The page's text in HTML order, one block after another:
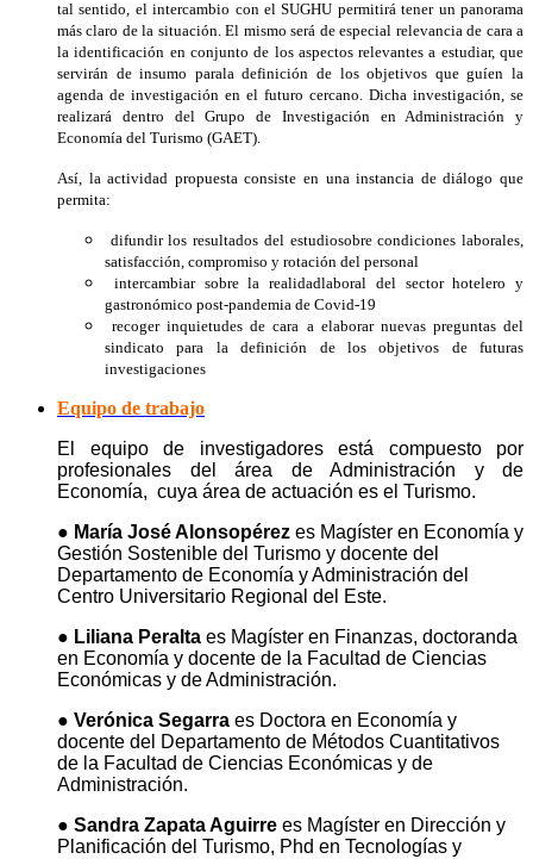
tal sentido, el intercambio con el SUGHU permitirá tener un panorama
más claro de la situación. El mismo será de especial relevancia de cara a
la identificación en conjunto de los aspectos relevantes a estudiar, que
servirán de insumo parala definición de los objetivos que guíen la
agenda de investigación en el futuro cercano. Dicha investigación, se
realizará dentro del Grupo de Investigación en Administración y
Economía del Turismo (GAET).
Así, la actividad propuesta consiste en una instancia de diálogo que
permita:
difundir los resultados del estudiosobre condiciones laborales,
satisfacción, compromiso y rotación del personal
intercambiar sobre la realidadlaboral del sector hotelero y
gastronómico post-pandemia de Covid-19
recoger inquietudes de cara a elaborar nuevas preguntas del
sindicato para la definición de los objetivos de futuras
investigaciones
Equipo de trabajo
El equipo de investigadores está compuesto por
profesionales del área de Administración y de
Economía, cuya área de actuación es el Turismo.
● María José Alonsopérez es Magíster en Economía y
Gestión Sostenible del Turismo y docente del
Departamento de Economía y Administración del
Centro Universitario Regional del Este.
● Liliana Peralta es Magíster en Finanzas, doctoranda
en Economía y docente de la Facultad de Ciencias
Económicas y de Administración.
● Verónica Segarra es Doctora en Economía y
docente del Departamento de Métodos Cuantitativos
de la Facultad de Ciencias Económicas y de
Administración.
● Sandra Zapata Aguirre es Magíster en Dirección y
Planificación del Turismo, Phd en Tecnologías y